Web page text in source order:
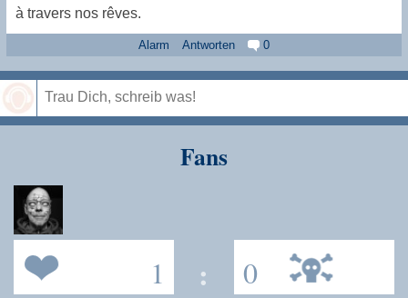
à travers nos rêves.
Alarm Antworten 0
Fans
1 : 0